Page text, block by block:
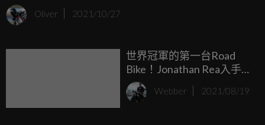
起過去熟悉Motocompo，猜想HONDA會將經典的鋼琴車
Motocompo以電動車的形式重新復活，或許是因為疫情的關
Oliver 2021/10/27
世界冠軍的第一台Road
Bike！Jonathan Rea入手
KAWASAKI Z 900RS
Webber 2021/08/19